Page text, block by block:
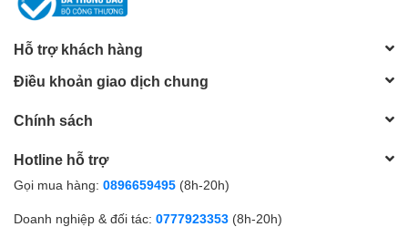
Hỗ trợ khách hàng
Điều khoản giao dịch chung
Chính sách
Hotline hỗ trợ
Gọi mua hàng: 0896659495 (8h-20h)
Doanh nghiệp & đối tác: 0777923353 (8h-20h)